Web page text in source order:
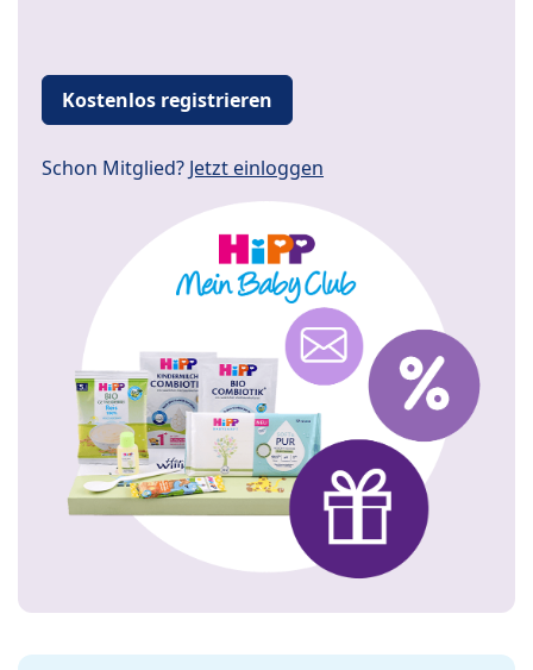
Kostenlos registrieren
Schon Mitglied? Jetzt einloggen